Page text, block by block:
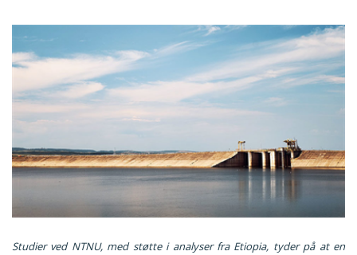
Studier ved NTNU, med støtte i analyser fra Etiopia, tyder på at en